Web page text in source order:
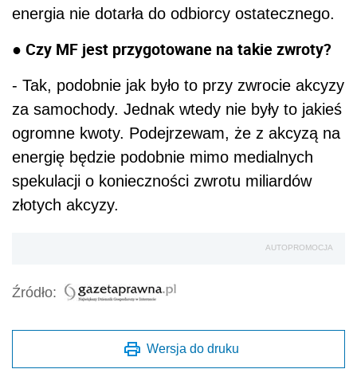
energia nie dotarła do odbiorcy ostatecznego.
● Czy MF jest przygotowane na takie zwroty?
- Tak, podobnie jak było to przy zwrocie akcyzy
za samochody. Jednak wtedy nie były to jakieś
ogromne kwoty. Podejrzewam, że z akcyzą na
energię będzie podobnie mimo medialnych
spekulacji o konieczności zwrotu miliardów
złotych akcyzy.
AUTOPROMOCJA
Źródło:
Wersja do druku